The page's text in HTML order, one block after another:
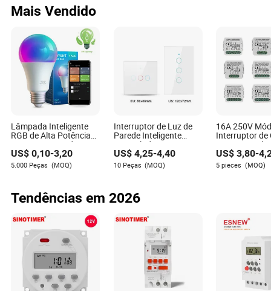
Mais Vendido
Lâmpada Inteligente
RGB de Alta Potência
com Economia de
Energia Iluminação de
Emergência Interior
Bluetooth 85-265V Dob
Controle Remoto IC Luz
Regulável E27 B22
US$0,10-3,20
5.000 Peças (MOQ)
Interruptor de Luz de
Parede Inteligente
Controlado por WiFi
Tuya APP Remoto EU
Us 1 2 3 4 Interruptor
Touch Funciona com
US$ 4,25-4,40
10 Peças (MOQ)
16A 250V
Interruptor de
Dimmer
Ethernet
com Módulo
Controle
US$3,80-
5 pieces (MOQ)
Tendências em 2026